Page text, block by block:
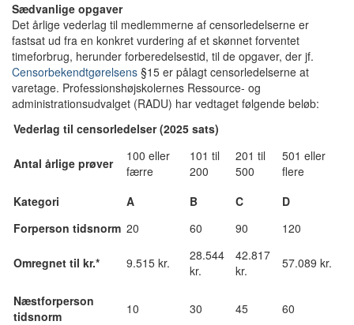
Sædvanlige opgaver
Det årlige vederlag til medlemmerne af censorledelserne er
fastsat ud fra en konkret vurdering af et skønnet forventet
timeforbrug, herunder forberedelsestid, til de opgaver, der jf.
Censorbekendtgørelsens §15 er pålagt censorledelserne at
varetage. Professionshøjskolernes Ressource- og
administrationsudvalget (RADU) har vedtaget følgende beløb:
Vederlag til censorledelser (2025 sats)
Antal årlige prøver
100 eller
færre
101 til
200
201 til
500
501 eller
flere
Kategori
A B C
D
Forperson tidsnorm 20 60 90 120
Omregnet til kr.* 9.515 kr.
28.544
kr.
42.817
kr.
57.089 kr.
Næstforperson
tidsnorm
10 30 45 60